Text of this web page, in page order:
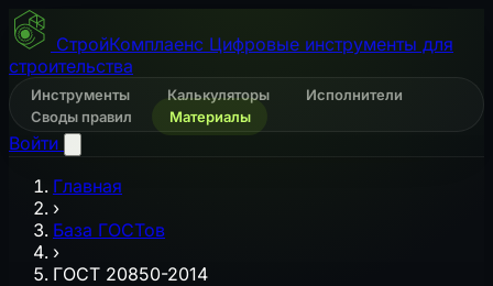
СтройКомплаенс Цифровые инструменты для
строительства
Инструменты Калькуляторы
Исполнители
Своды правил
Материалы
Войти
Главная
›
База ГОСТов
›
ГОСТ 20850-2014